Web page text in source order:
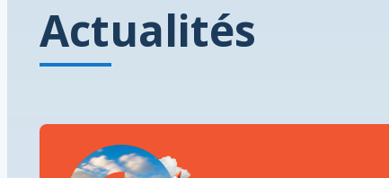
Actualités